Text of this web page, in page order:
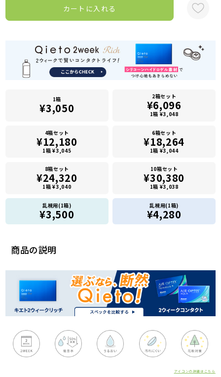
商品の説明
アイコンの詳細はこちら
カートに入れる
1箱
¥3,050
2箱セット
¥6,096
1箱 ¥3,048
4箱セット
¥12,180
1箱 ¥3,045
6箱セット
¥18,264
1箱 ¥3,044
8箱セット
¥24,320
1箱 ¥3,040
10箱セット
¥30,380
1箱 ¥3,038
乱視用(1箱)
¥3,500
乱視用(1箱)
¥4,280